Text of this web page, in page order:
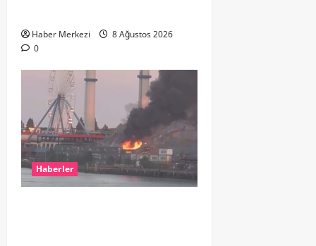
Haber Merkezi
8 Ağustos 2026
0
Haberler